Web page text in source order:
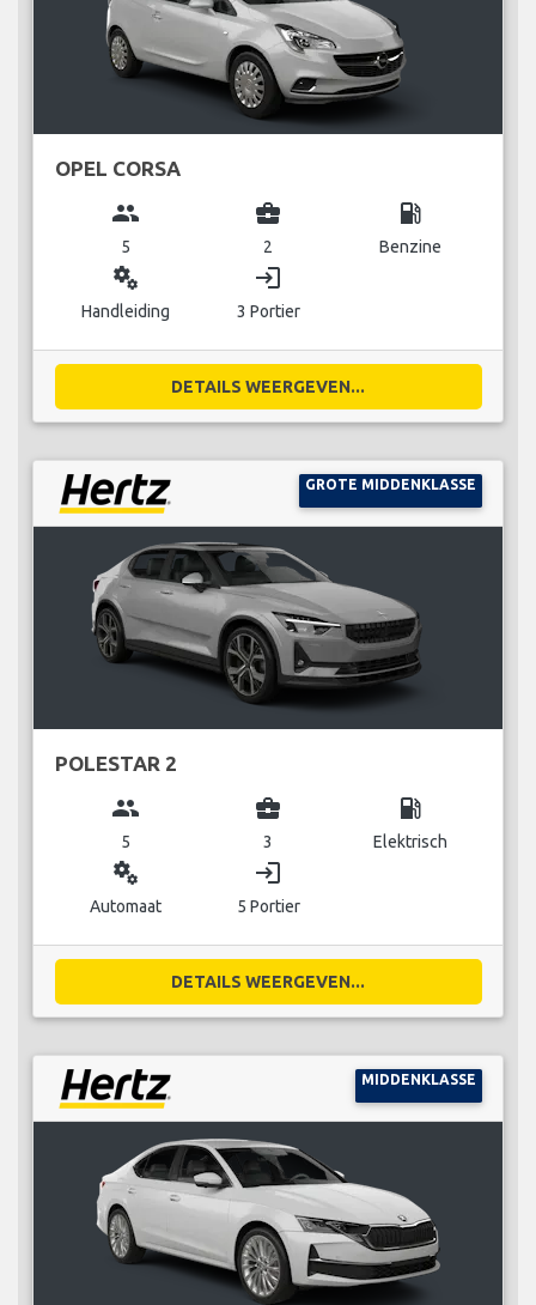
OPEL CORSA
group
5
business_center
2
local_gas_station
Benzine
miscellaneous_services
Handleiding
login
3 Portier
DETAILS WEERGEVEN...
GROTE MIDDENKLASSE
POLESTAR 2
group
5
business_center
3
local_gas_station
Elektrisch
miscellaneous_services
Automaat
login
5 Portier
DETAILS WEERGEVEN...
MIDDENKLASSE